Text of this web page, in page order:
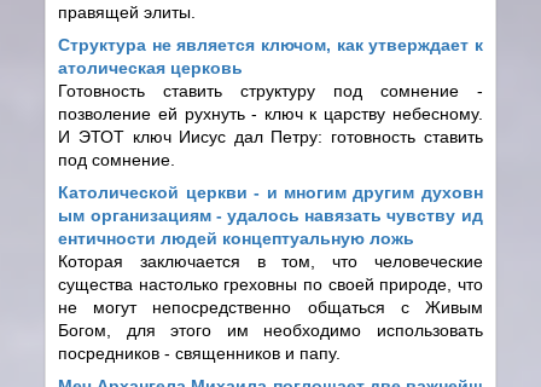
правящей элиты.
Структура не является ключом, как утверждает к
атолическая церковь
Готовность ставить структуру под сомнение -
позволение ей рухнуть - ключ к царству небесному.
И ЭТОТ ключ Иисус дал Петру: готовность ставить
под сомнение.
Католической церкви - и многим другим духовн
ым организациям - удалось навязать чувству ид
ентичности людей концептуальную ложь
Которая заключается в том, что человеческие
существа настолько греховны по своей природе, что
не могут непосредственно общаться с Живым
Богом, для этого им необходимо использовать
посредников - священников и папу.